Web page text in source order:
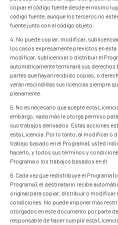
copiar el código fuente desde el mismo
código fuente, aunque los terceros no
fuente junto con el código objeto.
4. No puede copiar, modificar,
los casos expresamente previstos en
modificar, sublicenciar o distribuir el
automáticamente terminará sus derechos
partes que hayan recibido copias, o
verán rescindidas sus licencias siempre
plenamente.
5. No es necesario que acepte esta
embargo, nada más le otorga permiso
sus trabajos derivados. Estas acciones
esta Licencia. Por lo tanto, al modificar o
trabajo basado en el Programa), usted
hacerlo, y todos sus términos y
Programa o los trabajos basados en él.
6. Cada vez que redistribuye el Programa
Programa), el destinatario recibe
original para copiar, distribuir o modificar
condiciones. No puede imponer más
otorgados en este documento por parte
responsable de hacer cumplir esta